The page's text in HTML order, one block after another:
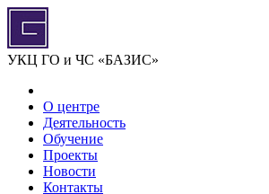
УКЦ ГО и ЧС «БАЗИС»
О центре
Деятельность
Обучение
Проекты
Новости
Контакты